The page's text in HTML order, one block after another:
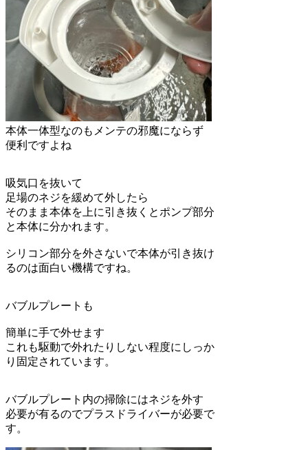
本体一体型なのもメンテの邪魔にならず
便利ですよね
吸気口を抜いて
足場のネジを緩めて外したら
そのまま本体を上に引き抜くとポンプ部分
と本体に分かれます。
シリコン部分を外さないで本体が引き抜け
るのは面白い機構ですね。
バブルプレートも
簡単に手で外せます
これも駆動で外れたりしない程度にしっか
り固定されています。
バブルプレート内の掃除にはネジを外す
必要が有るのでプラスドライバーが必要で
す。